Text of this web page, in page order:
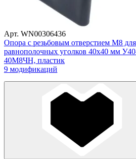
Арт. WN00306436
Опора с резьбовым отверстием M8 для
равнополочных уголков 40х40 мм
40М8ЧН, пластик
9 модификаций